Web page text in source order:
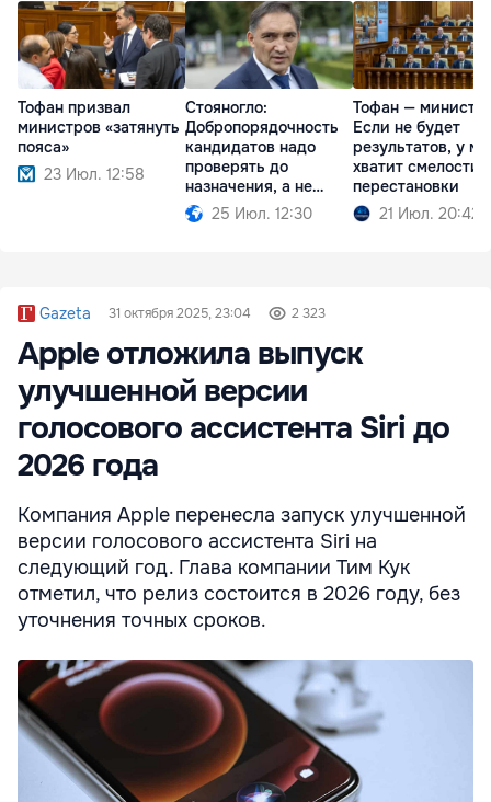
Тофан призвал
министров «затянуть
пояса»
23 Июл. 12:58
Стояногло:
Добропорядочность
кандидатов надо
проверять до
назначения, а не
после него
25 Июл. 12:30
Тофан —
Если не будет
результатов, у
хватит смелости
перестановки
21 Июл. 20:42
Gazeta 31 октября 2025, 23:04 2 323
Apple отложила выпуск
улучшенной версии
голосового ассистента Siri до
2026 года
Компания Apple перенесла запуск улучшенной
версии голосового ассистента Siri на
следующий год. Глава компании Тим Кук
отметил, что релиз состоится в 2026 году, без
уточнения точных сроков.